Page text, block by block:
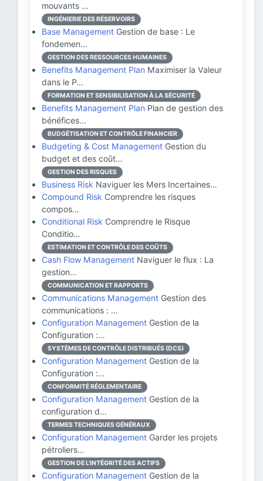
mouvants …
INGÉNIERIE DES RÉSERVOIRS
Base Management Gestion de base : Le
fondemen…
GESTION DES RESSOURCES HUMAINES
Benefits Management Plan Maximiser la Valeur
dans le P…
FORMATION ET SENSIBILISATION À LA SÉCURITÉ
Benefits Management Plan Plan de gestion des
bénéfices…
BUDGÉTISATION ET CONTRÔLE FINANCIER
Budgeting & Cost Management Gestion du
budget et des coût…
GESTION DES RISQUES
Business Risk Naviguer les Mers Incertaines…
Compound Risk Comprendre les risques
compos…
Conditional Risk Comprendre le Risque
Conditio…
ESTIMATION ET CONTRÔLE DES COÛTS
Cash Flow Management Naviguer le flux : La
gestion…
COMMUNICATION ET RAPPORTS
Communications Management Gestion des
communications : …
Configuration Management Gestion de la
Configuration :…
SYSTÈMES DE CONTRÔLE DISTRIBUÉS (DCS)
Configuration Management Gestion de la
Configuration :…
CONFORMITÉ RÉGLEMENTAIRE
Configuration Management Gestion de la
configuration d…
TERMES TECHNIQUES GÉNÉRAUX
Configuration Management Garder les projets
pétroliers…
GESTION DE L'INTÉGRITÉ DES ACTIFS
Configuration Management Gestion de la